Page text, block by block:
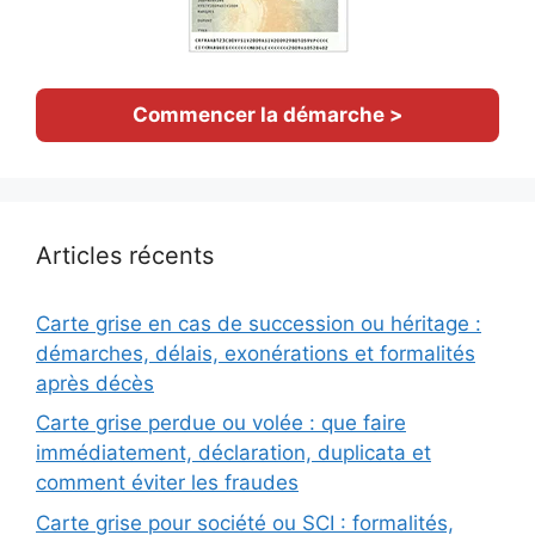
Commencer la démarche >
Articles récents
Carte grise en cas de succession ou héritage :
démarches, délais, exonérations et formalités
après décès
Carte grise perdue ou volée : que faire
immédiatement, déclaration, duplicata et
comment éviter les fraudes
Carte grise pour société ou SCI : formalités,